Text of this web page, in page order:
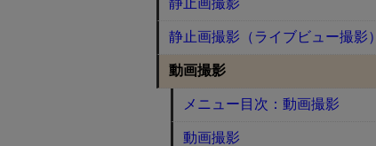
静止画撮影
静止画撮影（ライブビュー撮影）
動画撮影
メニュー目次：動画撮影
動画撮影